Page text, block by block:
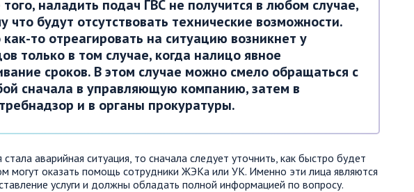
наладить подач ГВС не получится в любом случае,
что будут отсутствовать технические возможности.
то отреагировать на ситуацию возникнет у
только в том случае, когда налицо явное
сроков. В этом случае можно смело обращаться с
сначала в управляющую компанию, затем в
и в органы прокуратуры.
аварийная ситуация, то сначала следует уточнить, как быстро будет
могут оказать помощь сотрудники ЖЭКа или УК. Именно эти лица являются
услуги и должны обладать полной информацией по вопросу.